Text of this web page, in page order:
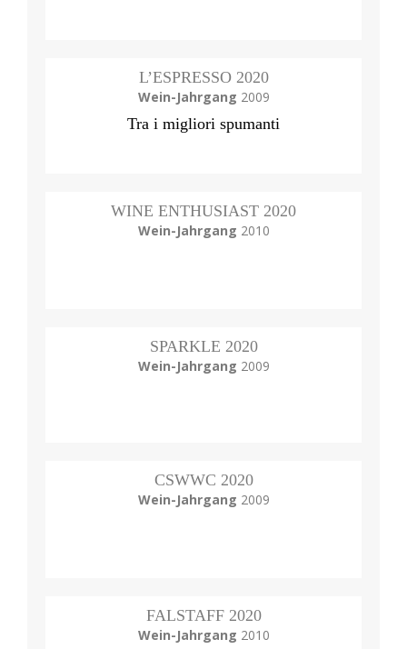
L’ESPRESSO 2020
Wein-Jahrgang 2009
Tra i migliori spumanti
WINE ENTHUSIAST 2020
Wein-Jahrgang 2010
SPARKLE 2020
Wein-Jahrgang 2009
CSWWC 2020
Wein-Jahrgang 2009
FALSTAFF 2020
Wein-Jahrgang 2010